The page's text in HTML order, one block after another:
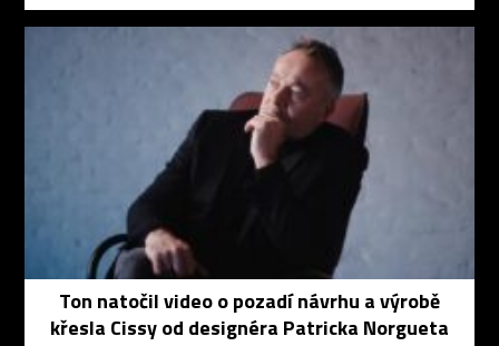
Ton natočil video o pozadí návrhu a výrobě
křesla Cissy od designéra Patricka Norgueta